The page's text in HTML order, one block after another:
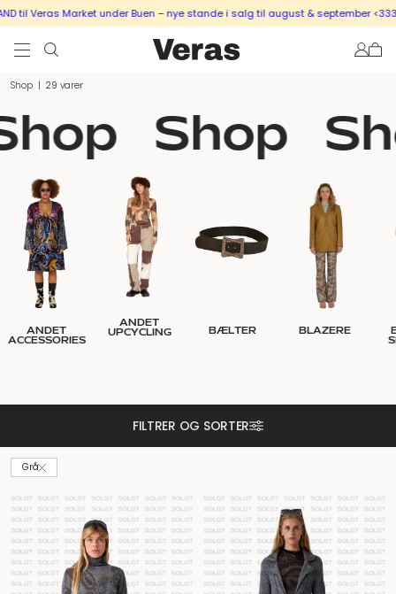
Veras Market under Buen – nye stande i salg til august & september <333
Shop | 29 varer
Shop
ANDET
ACCESSORIES
ANDET
UPCYCLING
BÆLTER BLAZERE
FILTRER OG SORTER
Grå